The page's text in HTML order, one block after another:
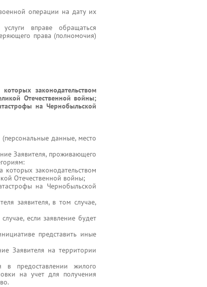
операции на дату их
вправе обращаться
права (полномочия)
законодательством
Отечественной войны;
на Чернобыльской
данные, место
Заявителя, проживающего
законодательством
Отечественной войны;
на Чернобыльской
заявителя, в том случае,
если заявление будет
представить иные
Заявителя на территории
предоставлении жилого
на учет для получения